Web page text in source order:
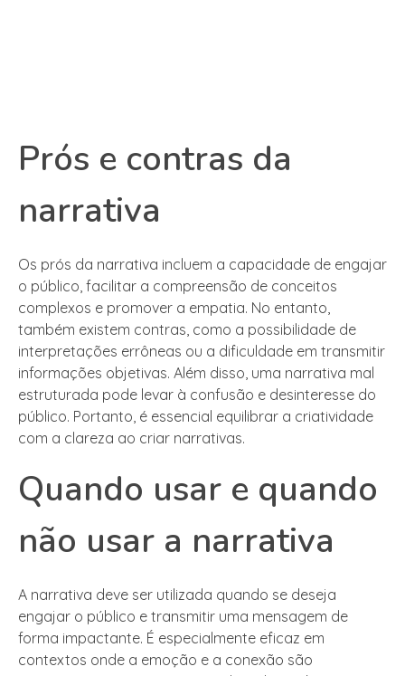
Prós e contras da
narrativa
Os prós da narrativa incluem a capacidade de engajar
o público, facilitar a compreensão de conceitos
complexos e promover a empatia. No entanto,
também existem contras, como a possibilidade de
interpretações errôneas ou a dificuldade em transmitir
informações objetivas. Além disso, uma narrativa mal
estruturada pode levar à confusão e desinteresse do
público. Portanto, é essencial equilibrar a criatividade
com a clareza ao criar narrativas.
Quando usar e quando
não usar a narrativa
A narrativa deve ser utilizada quando se deseja
engajar o público e transmitir uma mensagem de
forma impactante. É especialmente eficaz em
contextos onde a emoção e a conexão são